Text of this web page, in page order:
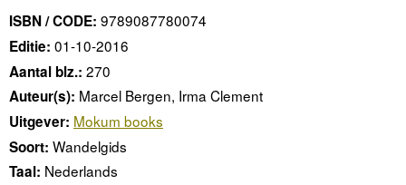
ISBN / CODE: 9789087780074
Editie: 01-10-2016
Aantal blz.: 270
Auteur(s): Marcel Bergen, Irma Clement
Uitgever: Mokum books
Soort: Wandelgids
Taal: Nederlands